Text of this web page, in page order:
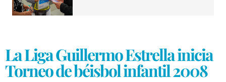
La Liga Guillermo Estrella inicia
Torneo de béisbol infantil 2008